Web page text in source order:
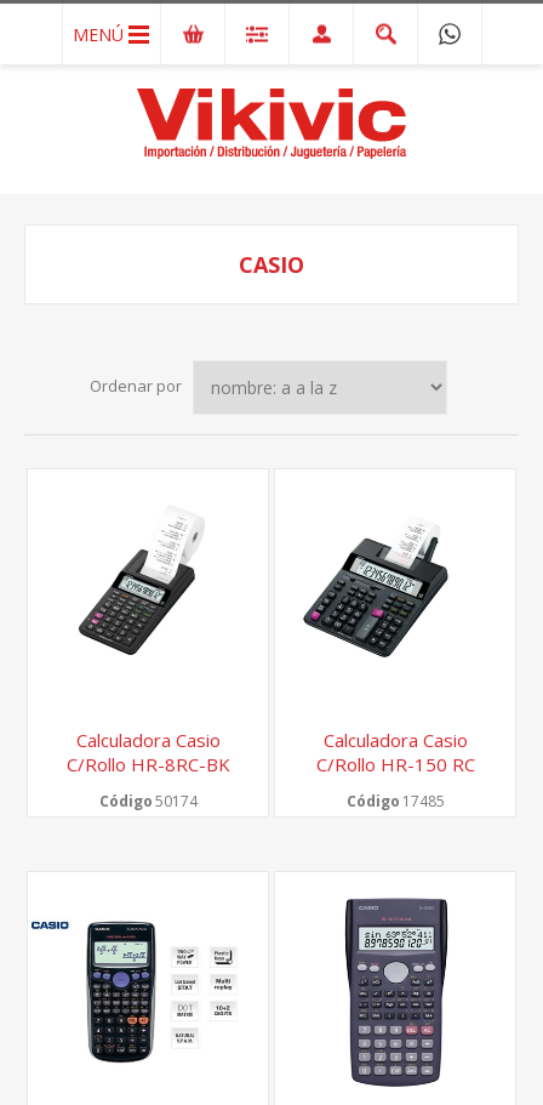
MENÚ
CASIO
Ordenar por
Calculadora Casio
C/Rollo HR-8RC-BK
Código50174
Calculadora Casio
C/Rollo HR-150 RC
Código 17485